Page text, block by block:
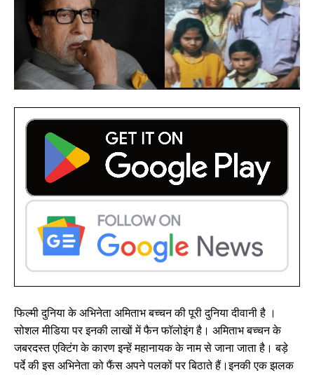
फिल्मी दुनिया के अभिनेता अमिताभ बच्चन की पूरी दुनिया दीवानी है ।
सोशल मीडिया पर इनकी लाखों में फैन फॉलोइंग है। अमिताभ बच्चन के
जबरदस्त एक्टिंग के कारण इन्हें महानायक के नाम से जाना जाता है। बड़े
पर्दे की इस अभिनेता को फैंस अपने पलकों पर बिठाते हैं।इनकी एक झलक